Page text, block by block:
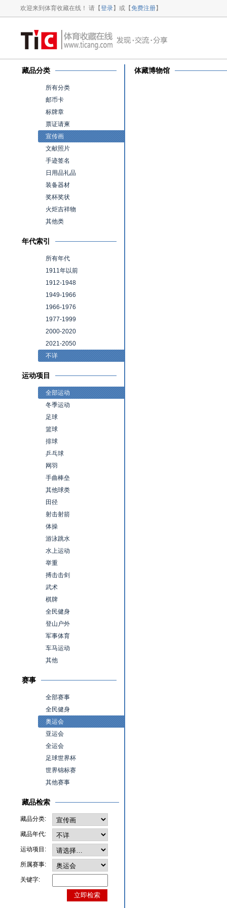
欢迎来到体育收藏在线！ 请【登录】或【免费注册】
藏品分类
所有分类
邮币卡
标牌章
票证请柬
宣传画
文献照片
手迹签名
日用品礼品
装备器材
奖杯奖状
火炬吉祥物
其他类
年代索引
所有年代
1911年以前
1912-1948
1949-1966
1966-1976
1977-1999
2000-2020
2021-2050
不详
运动项目
全部运动
冬季运动
足球
篮球
排球
乒乓球
网羽
手曲棒垒
其他球类
田径
射击射箭
体操
游泳跳水
水上运动
举重
搏击击剑
武术
棋牌
全民健身
登山户外
军事体育
车马运动
其他
赛事
全部赛事
全民健身
奥运会
亚运会
全运会
足球世界杯
世界锦标赛
其他赛事
藏品检索
藏品分类:
藏品年代:
运动项目:
所属赛事:
关键字:
体藏博物馆